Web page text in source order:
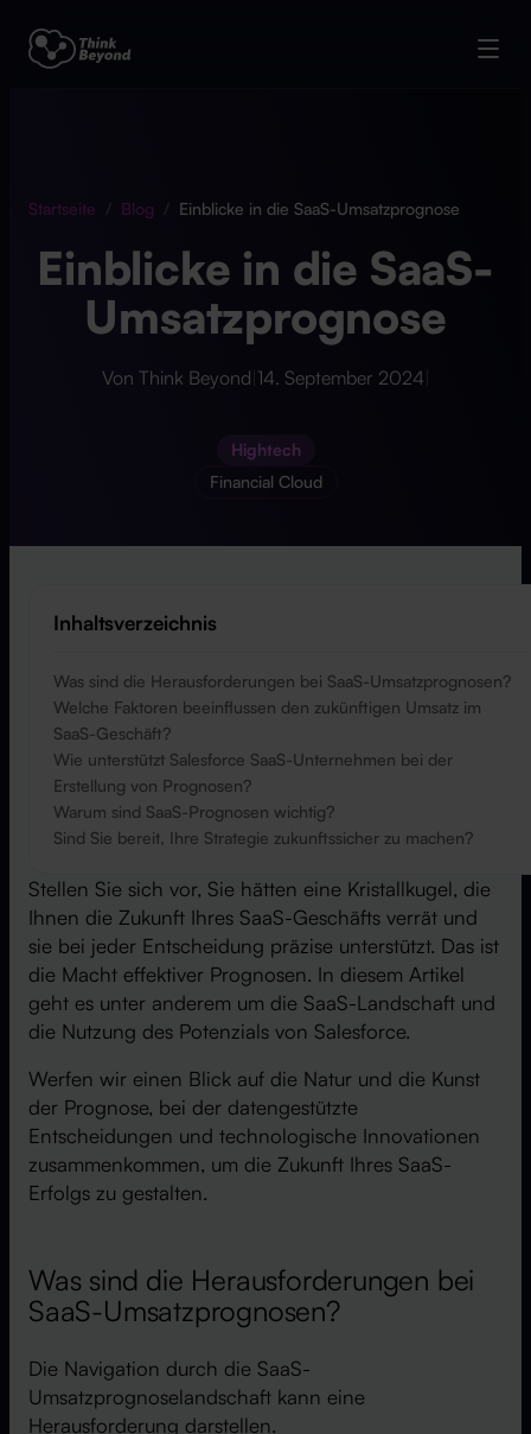
Startseite Blog Einblicke in die SaaS-Umsatzprognose
Einblicke in die SaaS-
Umsatzprognose
Von Think Beyond 14. September 2024
Hightech
Financial Cloud
Inhaltsverzeichnis
Was sind die Herausforderungen bei SaaS-Umsatzprognosen?
Welche Faktoren beeinflussen den zukünftigen Umsatz im
SaaS-Geschäft?
Wie unterstützt Salesforce SaaS-Unternehmen bei der
Erstellung von Prognosen?
Warum sind SaaS-Prognosen wichtig?
Sind Sie bereit, Ihre Strategie zukunftssicher zu machen?
Stellen Sie sich vor, Sie hätten eine Kristallkugel, die
Ihnen die Zukunft Ihres SaaS-Geschäfts verrät und
sie bei jeder Entscheidung präzise unterstützt. Das ist
die Macht effektiver Prognosen. In diesem Artikel
geht es unter anderem um die SaaS-Landschaft und
die Nutzung des Potenzials von Salesforce.
Werfen wir einen Blick auf die Natur und die Kunst
der Prognose, bei der datengestützte
Entscheidungen und technologische Innovationen
zusammenkommen, um die Zukunft Ihres SaaS-
Erfolgs zu gestalten.
Was sind die Herausforderungen bei
SaaS-Umsatzprognosen?
Die Navigation durch die SaaS-
Umsatzprognoselandschaft kann eine
Herausforderung darstellen.